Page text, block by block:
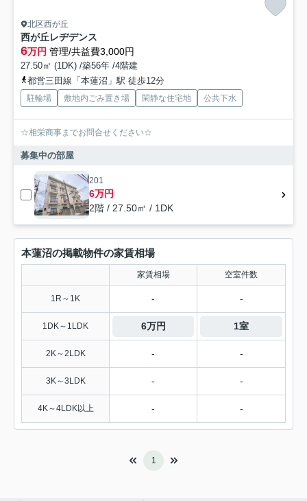
北区西が丘
西が丘レヂデンス
6万円 管理/共益費3,000円
27.50㎡ (1DK) /築56年 /4階建
都営三田線「本蓮沼」駅 徒歩12分
駐輪場 敷地内ごみ置き場 閑静な住宅地 公共下水
☆相栄商事までお問合せください☆
募集中の部屋
201
6万円
2階 / 27.50㎡ / 1DK
本蓮沼の掲載物件の家賃相場
家賃相場 空室件数
1R～1K - -
1DK～1LDK 6万円 1室
2K～2LDK - -
3K～3LDK - -
4K～4LDK以上 - -
1